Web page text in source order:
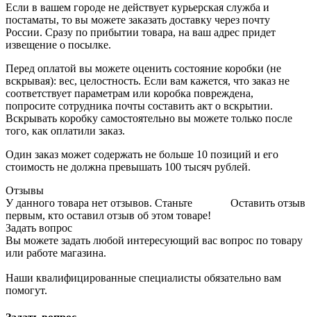
Если в вашем городе не действует курьерская служба и
постаматы, то вы можете заказать доставку через почту
России. Сразу по прибытии товара, на ваш адрес придет
извещение о посылке.
Перед оплатой вы можете оценить состояние коробки (не
вскрывая): вес, целостность. Если вам кажется, что заказ не
соответствует параметрам или коробка повреждена,
попросите сотрудника почты составить акт о вскрытии.
Вскрывать коробку самостоятельно вы можете только после
того, как оплатили заказ.
Один заказ может содержать не больше 10 позиций и его
стоимость не должна превышать 100 тысяч рублей.
Отзывы
Оставить отзыв
У данного товара нет отзывов. Станьте
первым, кто оставил отзыв об этом товаре!
Задать вопрос
Вы можете задать любой интересующий вас вопрос по товару
или работе магазина.
Наши квалифицированные специалисты обязательно вам
помогут.